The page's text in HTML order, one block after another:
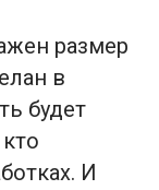
размер
в
будет
И